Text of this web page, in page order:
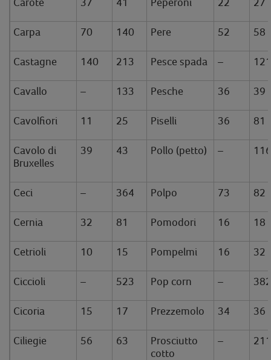
Carpa 70 140 Pere 52 58
Castagne 140 213 Pesce spada –
Cavallo – 133 Pesche 36 39
Cavolfiori 11 25 Piselli 36 81
Cavolo di
Bruxelles
39 43 Pollo (petto) –
Ceci – 364 Polpo 73 82
Cernia 32 81 Pomodori 16 18
Cetrioli 10 15 Pompelmi 16 32
Ciccioli – 523 Pop corn –
Cicoria 15 17 Prezzemolo 34 36
Ciliegie 56 63
Prosciutto
cotto
–